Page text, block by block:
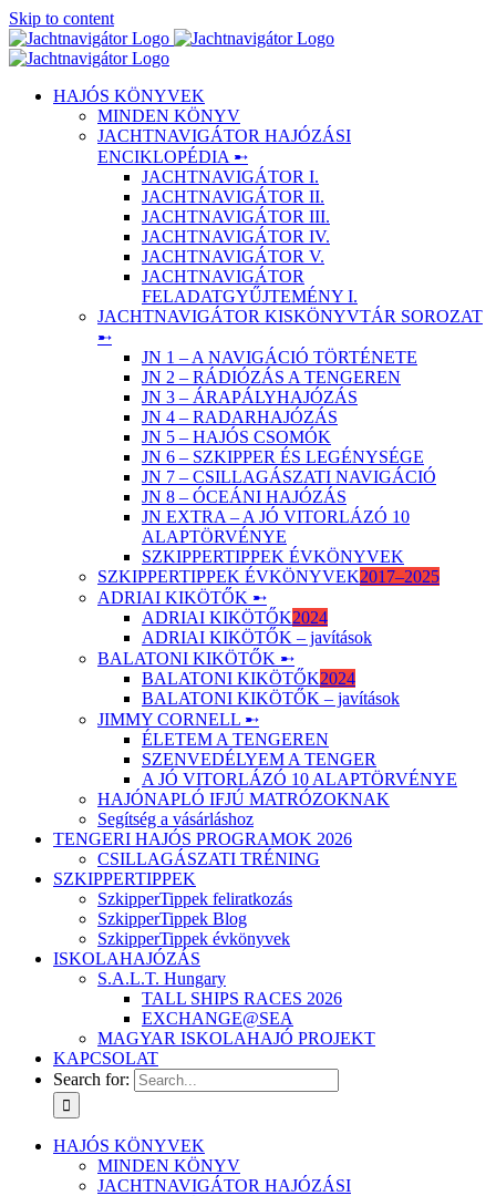
Skip to content
HAJÓS KÖNYVEK
MINDEN KÖNYV
JACHTNAVIGÁTOR HAJÓZÁSI
ENCIKLOPÉDIA ➸
JACHTNAVIGÁTOR I.
JACHTNAVIGÁTOR II.
JACHTNAVIGÁTOR III.
JACHTNAVIGÁTOR IV.
JACHTNAVIGÁTOR V.
JACHTNAVIGÁTOR
FELADATGYŰJTEMÉNY I.
JACHTNAVIGÁTOR KISKÖNYVTÁR SOROZAT
➸
JN 1 – A NAVIGÁCIÓ TÖRTÉNETE
JN 2 – RÁDIÓZÁS A TENGEREN
JN 3 – ÁRAPÁLYHAJÓZÁS
JN 4 – RADARHAJÓZÁS
JN 5 – HAJÓS CSOMÓK
JN 6 – SZKIPPER ÉS LEGÉNYSÉGE
JN 7 – CSILLAGÁSZATI NAVIGÁCIÓ
JN 8 – ÓCEÁNI HAJÓZÁS
JN EXTRA – A JÓ VITORLÁZÓ 10
ALAPTÖRVÉNYE
SZKIPPERTIPPEK ÉVKÖNYVEK
SZKIPPERTIPPEK ÉVKÖNYVEK2017–2025
ADRIAI KIKÖTŐK ➸
ADRIAI KIKÖTŐK2024
ADRIAI KIKÖTŐK – javítások
BALATONI KIKÖTŐK ➸
BALATONI KIKÖTŐK2024
BALATONI KIKÖTŐK – javítások
JIMMY CORNELL ➸
ÉLETEM A TENGEREN
SZENVEDÉLYEM A TENGER
A JÓ VITORLÁZÓ 10 ALAPTÖRVÉNYE
HAJÓNAPLÓ IFJÚ MATRÓZOKNAK
Segítség a vásárláshoz
TENGERI HAJÓS PROGRAMOK 2026
CSILLAGÁSZATI TRÉNING
SZKIPPERTIPPEK
SzkipperTippek feliratkozás
SzkipperTippek Blog
SzkipperTippek évkönyvek
ISKOLAHAJÓZÁS
S.A.L.T. Hungary
TALL SHIPS RACES 2026
EXCHANGE@SEA
MAGYAR ISKOLAHAJÓ PROJEKT
KAPCSOLAT
Search for:
HAJÓS KÖNYVEK
MINDEN KÖNYV
JACHTNAVIGÁTOR HAJÓZÁSI